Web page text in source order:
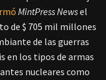
MintPress Newsel
de $ 705 mil millones
de las guerras
en los tipos de armas
nucleares como